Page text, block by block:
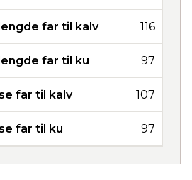
far til kalv 116
far til ku 97
far til kalv 107
far til ku 97